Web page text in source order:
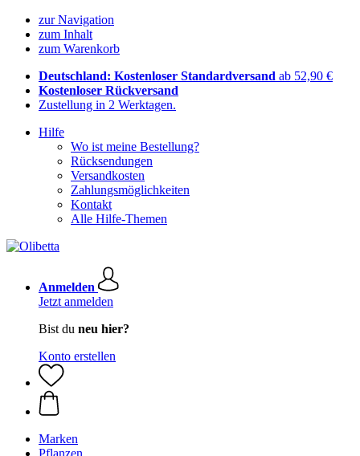
zur Navigation
zum Inhalt
zum Warenkorb
Deutschland: Kostenloser Standardversand ab 52,90 €
Kostenloser Rückversand
Zustellung in 2 Werktagen.
Hilfe
Wo ist meine Bestellung?
Rücksendungen
Versandkosten
Zahlungsmöglichkeiten
Kontakt
Alle Hilfe-Themen
Anmelden
Jetzt anmelden
Bist du neu hier?
Konto erstellen
Marken
Pflanzen